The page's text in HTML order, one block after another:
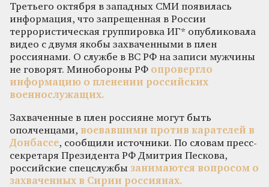
Третьего октября в западных СМИ появилась
информация, что запрещенная в России
террористическая группировка ИГ* опубликовала
видео с двумя якобы захваченными в плен
россиянами. О службе в ВС РФ на записи мужчины
не говорят. Минобороны РФ опровергло
информацию о пленении российских
военнослужащих.
Захваченные в плен россияне могут быть
ополченцами, воевавшими против карателей в
Донбассе, сообщили источники. По словам пресс-
секретаря Президента РФ Дмитрия Пескова,
российские спецслужбы занимаются вопросом о
захваченных в Сирии россиянах.